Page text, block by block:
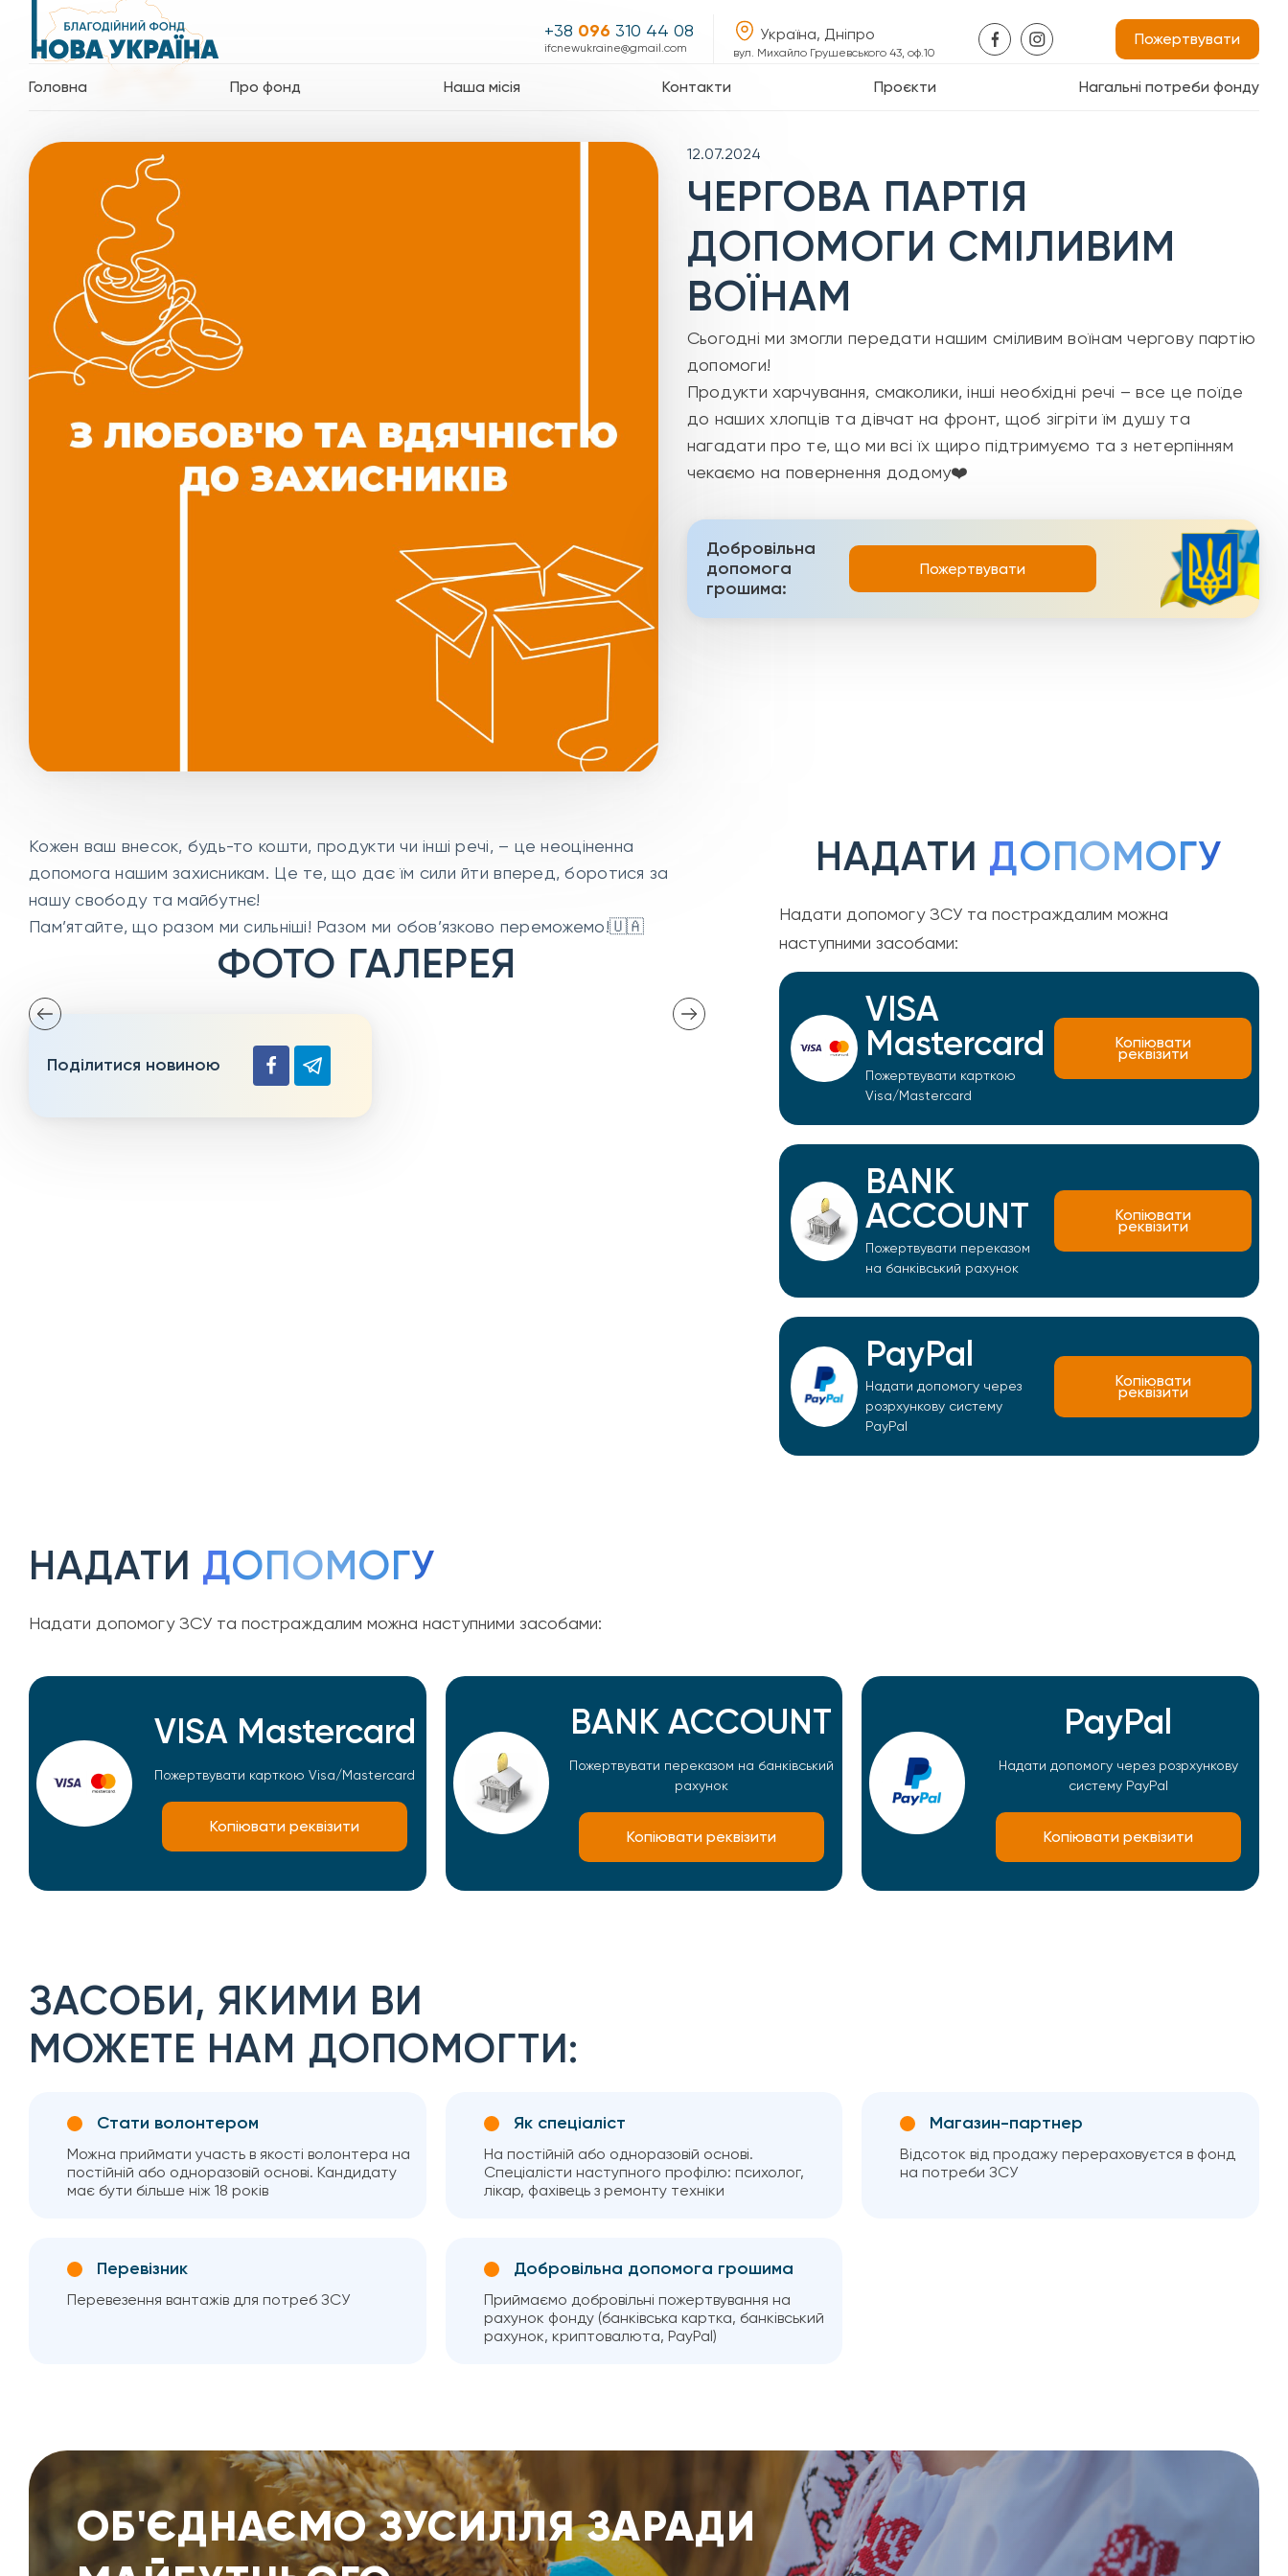
Головна Про фонд Наша місія Контакти Проєкти Нагальні потреби фонду
+38 096 310 44 08
ifcnewukraine@gmail.com
Україна, Дніпро
вул. Михайло Грушевського 43, оф.10
Пожертвувати
12.07.2024
ЧЕРГОВА ПАРТІЯ
ДОПОМОГИ СМІЛИВИМ
ВОЇНАМ
Сьогодні ми змогли передати нашим сміливим воїнам чергову партію
допомоги!
Продукти харчування, смаколики, інші необхідні речі – все це поїде
до наших хлопців та дівчат на фронт, щоб зігріти їм душу та
нагадати про те, що ми всі їх щиро підтримуємо та з нетерпінням
чекаємо на повернення додому❤️
Добровільна
допомога
грошима:
Пожертвувати
Кожен ваш внесок, будь-то кошти, продукти чи інші речі, – це неоціненна
допомога нашим захисникам. Це те, що дає їм сили йти вперед, боротися за
нашу свободу та майбутнє!
Пам’ятайте, що разом ми сильніші! Разом ми обов’язково переможемо!🇺🇦
ФОТО ГАЛЕРЕЯ
Поділитися новиною
НАДАТИ ДОПОМОГУ
Надати допомогу ЗСУ та постраждалим можна
наступними засобами:
VISA
Mastercard
Пожертвувати карткою
Visa/Mastercard
Копіювати
реквізити
BANK
ACCOUNT
Пожертвувати переказом
на банківський рахунок
Копіювати
реквізити
PayPal
Надати допомогу через
розрхункову систему
PayPal
Копіювати
реквізити
НАДАТИ ДОПОМОГУ
Надати допомогу ЗСУ та постраждалим можна наступними засобами:
VISA Mastercard
Пожертвувати карткою Visa/Mastercard
Копіювати реквізити
BANK ACCOUNT
Пожертвувати переказом на банківський
рахунок
Копіювати реквізити
PayPal
Надати допомогу через розрхункову
систему PayPal
Копіювати реквізити
ЗАСОБИ, ЯКИМИ ВИ
МОЖЕТЕ НАМ ДОПОМОГТИ:
Стати волонтером
Можна приймати участь в якості волонтера на
постійній або одноразовій основі. Кандидату
має бути більше ніж 18 років
Як спеціаліст
На постійній або одноразовій основі.
Спеціалісти наступного профілю: психолог,
лікар, фахівець з ремонту техніки
Магазин-партнер
Відсоток від продажу перераховуєтся в фонд
на потреби ЗСУ
Перевізник
Перевезення вантажів для потреб ЗСУ
Добровільна допомога грошима
Приймаємо добровільні пожертвування на
рахунок фонду (банківська картка, банківський
рахунок, криптовалюта, PayPal)
ОБ'ЄДНАЄМО ЗУСИЛЛЯ ЗАРАДИ